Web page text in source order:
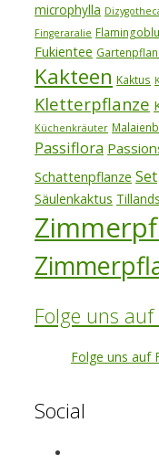
microphylla
Fingeraralie
Fukientee
Kakteen Kaktus
Kletterpflanze
Küchenkräuter
Passiflora
Schattenpflanze Set
Säulenkaktus
Folge uns auf
Folge uns auf
Social